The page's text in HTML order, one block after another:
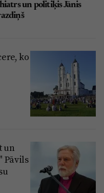
un politiķis Jānis
ko
un
Pāvils